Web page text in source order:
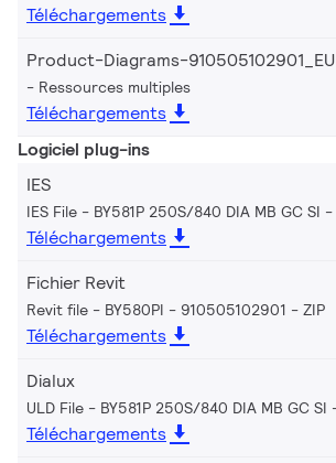
Téléchargements
Product-Diagrams-910505102901_EU
Ressources multiples
Téléchargements
Logiciel plug-ins
IES
IES File - BY581P 250S/840 DIA MB GC SI
Téléchargements
Fichier Revit
Revit file - BY580PI - 910505102901 ZIP
Téléchargements
Dialux
ULD File - BY581P 250S/840 DIA MB GC SI
Téléchargements